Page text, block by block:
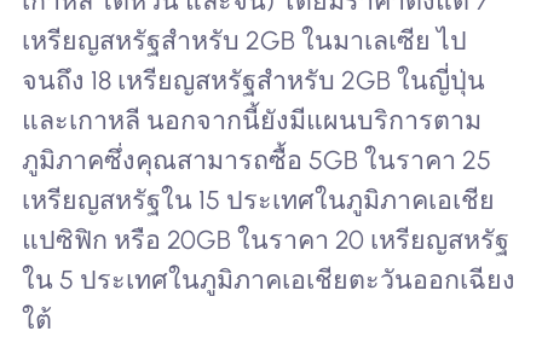
เหรียญสหรัฐสำหรับ 2GB ในมาเลเซีย ไป
จนถึง 18 เหรียญสหรัฐสำหรับ 2GB ในญี่ปุ่น
และเกาหลี นอกจากนี้ยังมีแผนบริการตาม
ภูมิภาคซึ่งคุณสามารถซื้อ 5GB ในราคา 25
เหรียญสหรัฐใน 15 ประเทศในภูมิภาคเอเชีย
แปซิฟิก หรือ 20GB ในราคา 20 เหรียญสหรัฐ
ใน 5 ประเทศในภูมิภาคเอเชียตะวันออกเฉียง
ใต้